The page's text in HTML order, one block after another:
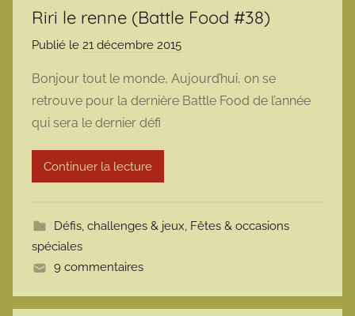
Riri le renne (Battle Food #38)
Publié le 21 décembre 2015
r
m
t
Bonjour tout le monde, Aujourd’hui, on se
retrouve pour la dernière Battle Food de l’année
qui sera le dernier défi
Continuer la lecture
Défis, challenges & jeux, Fêtes & occasions
spéciales
9 commentaires